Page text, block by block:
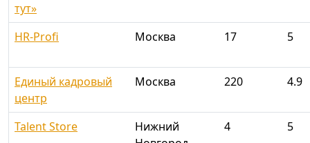
тут»
HR-Profi Москва 17 5
Единый кадровый
центр
Москва 220 4.9
Talent Store
Нижний
4 5